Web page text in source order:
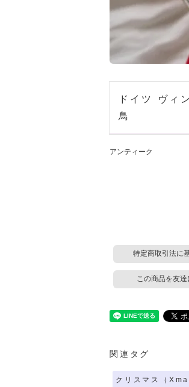
ドイツ ヴィ
鳥
アンティーク
特定商取引法に
この商品を友達
関連タグ
クリスマス（